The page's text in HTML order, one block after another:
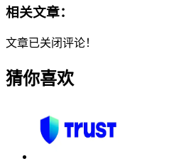
相关文章：
文章已关闭评论！
猜你喜欢